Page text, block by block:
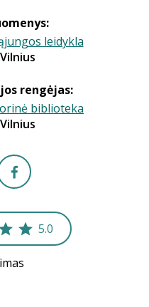
leidykla
Vilnius
rengėjas:
biblioteka
Vilnius
5.0